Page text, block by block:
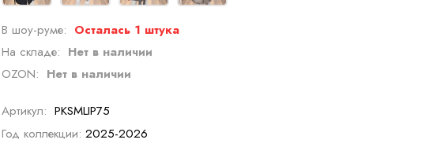
В шоу-руме: Осталась 1 штука
На складе: Нет в наличии
OZON: Нет в наличии
Артикул: PKSMLIP75
Год коллекции: 2025-2026